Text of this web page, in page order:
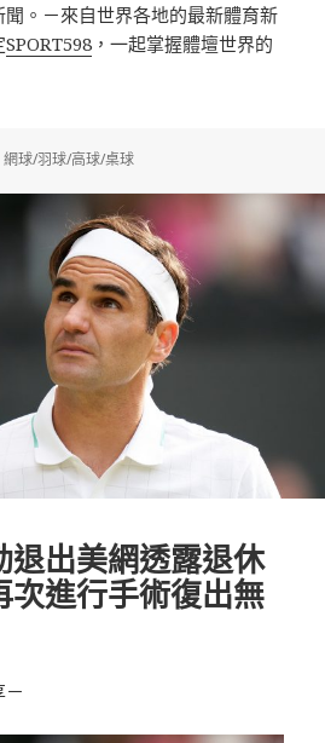
。－來自世界各地的最新體育新
SPORT598 ，一起掌握體壇世界的
分
網球/羽球/高球/桌球
退出美網透露退休
進行手術復出無